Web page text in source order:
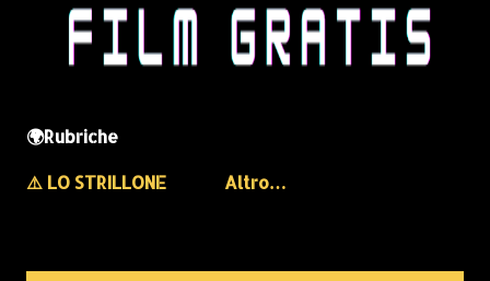
🌍Rubriche
⚠️ LO STRILLONE
Altro…